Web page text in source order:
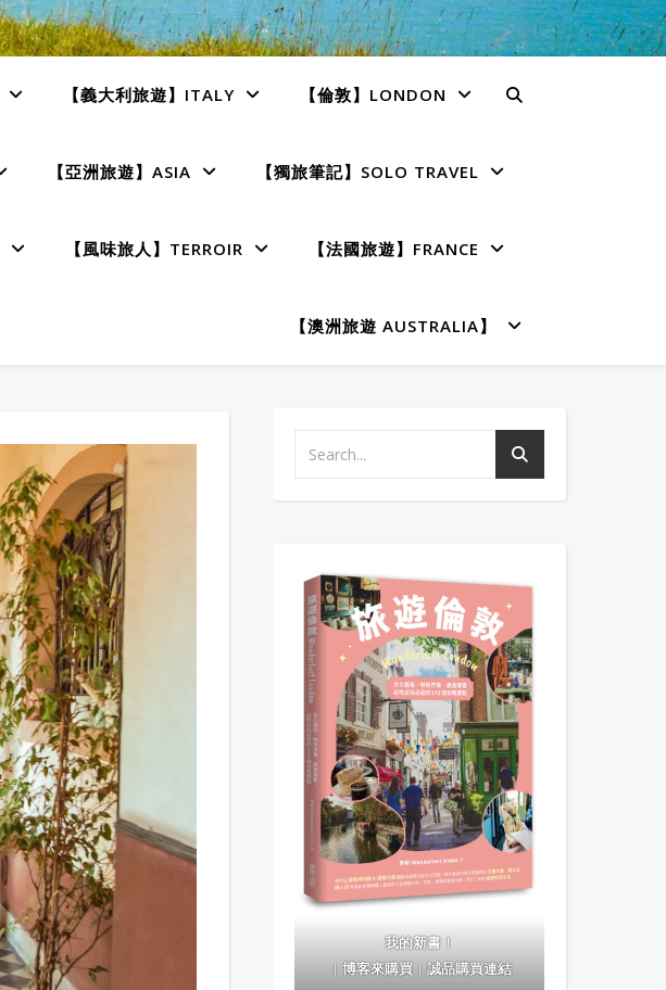
【義大利旅遊】ITALY 【倫敦】LONDON
【亞洲旅遊】ASIA 【獨旅筆記】SOLO TRAVEL
【風味旅人】TERROIR 【法國旅遊】FRANCE
【澳洲旅遊 AUSTRALIA】
我的新書！
｜博客來購買｜誠品購買連結